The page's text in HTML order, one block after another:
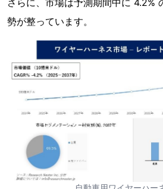
さらに、市場は予測期間中に 4.2%
勢が整っています。